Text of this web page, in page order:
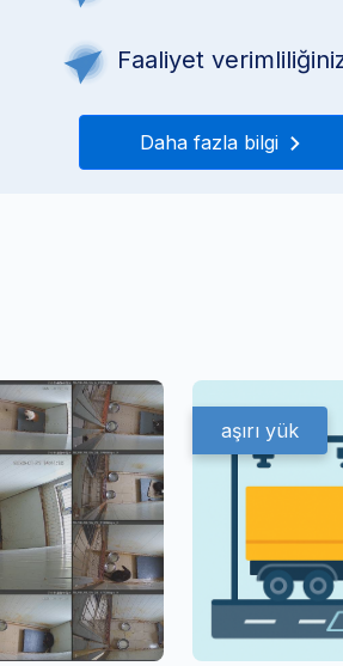
Faaliyet
Daha fazla bilgi
aşırı yük